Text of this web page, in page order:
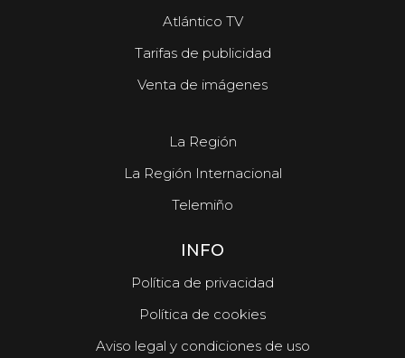
Atlántico TV
Tarifas de publicidad
Venta de imágenes
La Región
La Región Internacional
Telemiño
INFO
Política de privacidad
Política de cookies
Aviso legal y condiciones de uso